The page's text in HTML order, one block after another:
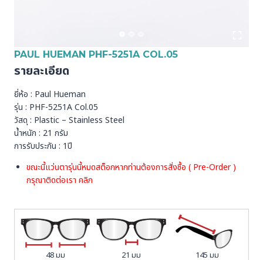
PAUL HUEMAN PHF-5251A COL.05
รายละเอียด
ยี่ห้อ : Paul Hueman
รุ่น : PHF-5251A Col.05
วัสดุ : Plastic – Stainless Steel
น้ำหนัก : 21 กรัม
การรับประกัน : 1ปี
ขณะนี้แว่นตารุ่นนี้หมดสต็อกหากท่านต้องการสั่งชื้อ ( Pre-Order )
กรุณาติดต่อเรา คลิก
48 มม 21 มม 145 มม